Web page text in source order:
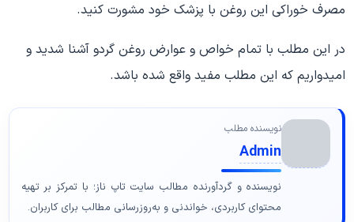
مصرف خوراکی این روغن با پزشک خود مشورت کنید.
در این مطلب با تمام خواص و عوارض روغن گردو آشنا شدید و
امیدواریم که این مطلب مفید واقع شده باشد.
نویسنده مطلب
Admin
نویسنده و گردآورنده مطالب سایت تاپ ناز؛ با تمرکز بر تهیه
محتوای کاربردی، خواندنی و به‌روزرسانی مطالب برای کاربران.